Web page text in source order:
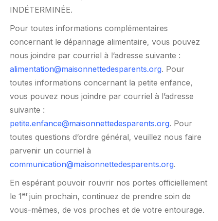
INDÉTERMINÉE.
Pour toutes informations complémentaires
concernant le dépannage alimentaire, vous pouvez
nous joindre par courriel à l’adresse suivante :
alimentation@maisonnettedesparents.org. Pour
toutes informations concernant la petite enfance,
vous pouvez nous joindre par courriel à l’adresse
suivante :
petite.enfance@maisonnettedesparents.org. Pour
toutes questions d’ordre général, veuillez nous faire
parvenir un courriel à
communication@maisonnettedesparents.org.
En espérant pouvoir rouvrir nos portes officiellement
le 1 erjuin prochain, continuez de prendre soin de
vous-mêmes, de vos proches et de votre entourage.